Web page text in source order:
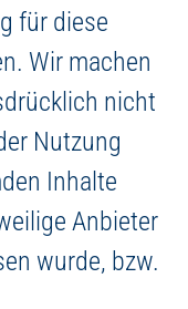
für diese
Wir machen
nicht
Nutzung
Inhalte
Anbieter
wurde, bzw.